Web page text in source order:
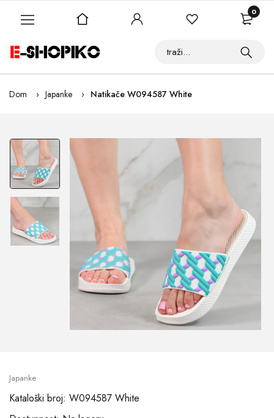
Dom Japanke Natikače W094587 White
Japanke
Kataloški broj: W094587 White
0